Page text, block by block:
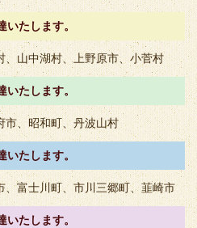
たします。
山中湖村、上野原市、小菅村
たします。
市、昭和町、丹波山村
たします。
富士川町、市川三郷町、韮崎市
たします。